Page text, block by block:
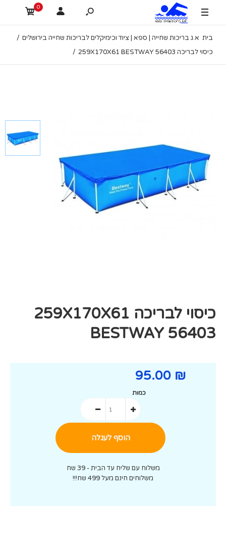
0
בית א.ג בריכות שחייה | ספא | ציוד וכימיקלים לבריכות שחייה בירושלים
כיסוי לבריכה 259X170X61 BESTWAY 56403
כיסוי לבריכה 259X170X61
BESTWAY 56403
₪ 95.00
כמות
משלוח עם שליח עד הבית - 39 שח
משלוחים חינם מעל 499 שח!!!